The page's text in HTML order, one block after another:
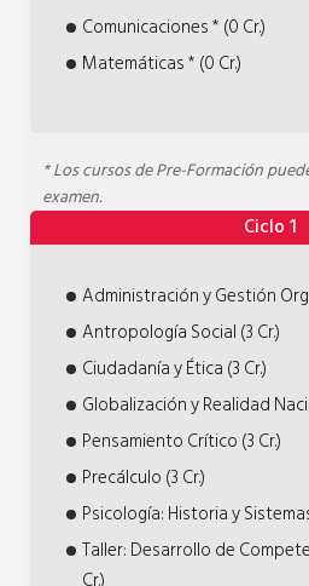
Comunicaciones * (0 Cr.)
Matemáticas * (0 Cr.)
* Los cursos de Pre-Formación
examen.
Ciclo 1
Administración y Gestión
Antropología Social (3 Cr.)
Ciudadanía y Ética (3 Cr.)
Globalización y Realidad
Pensamiento Crítico (3 Cr.)
Precálculo (3 Cr.)
Psicología: Historia y
Taller: Desarrollo de